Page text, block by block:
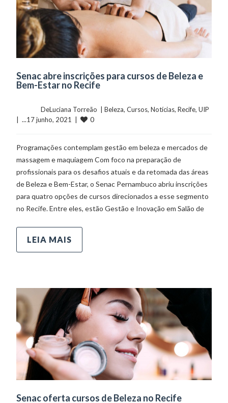
Senac abre inscrições para cursos de Beleza e
Bem-Estar no Recife
	    	DeLuciana Torreão  |
Beleza, Cursos, Notícias, Recife, UIP
|  ...17 junho, 2021  |
0
Programações contemplam gestão em beleza e mercados de
massagem e maquiagem Com foco na preparação de
profissionais para os desafios atuais e da retomada das áreas
de Beleza e Bem-Estar, o Senac Pernambuco abriu inscrições
para quatro opções de cursos direcionados a esse segmento
no Recife. Entre eles, estão Gestão e Inovação em Salão de
LEIA MAIS
Senac oferta cursos de Beleza no Recife